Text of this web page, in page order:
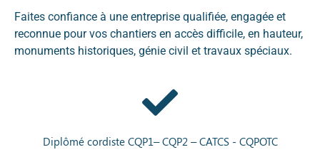
Faites confiance à une entreprise qualifiée, engagée et
reconnue pour vos chantiers en accès difficile, en hauteur,
monuments historiques, génie civil et travaux spéciaux.
Diplômé cordiste CQP1– CQP2 – CATCS - CQPOTC